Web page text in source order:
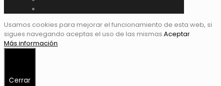
Usamos cookies para mejorar el funcionamiento de esta web, si
sigues navegando aceptas el uso de las mismas.Aceptar
Más información
Cerrar